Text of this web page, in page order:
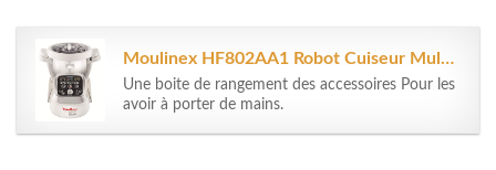
Moulinex HF802AA1 Robot Cuiseur Multifonction Companion – 6 programmes...
Une boite de rangement des accessoires Pour les
avoir à porter de mains.